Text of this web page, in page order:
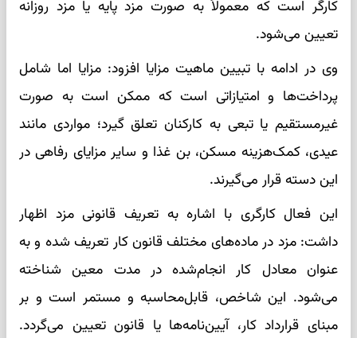
کارگر است که معمولاً به صورت مزد پایه یا مزد روزانه
تعیین می‌شود.
وی در ادامه با تبیین ماهیت مزایا افزود: مزایا اما شامل
پرداخت‌ها و امتیازاتی است که ممکن است به صورت
غیرمستقیم یا تبعی به کارکنان تعلق گیرد؛ مواردی مانند
عیدی، کمک‌هزینه مسکن، بن غذا و سایر مزایای رفاهی در
این دسته قرار می‌گیرند.
این فعال کارگری با اشاره به تعریف قانونی مزد اظهار
داشت: مزد در ماده‌های مختلف قانون کار تعریف شده و به
عنوان معادل کار انجام‌شده در مدت معین شناخته
می‌شود. این شاخص، قابل‌محاسبه و مستمر است و بر
مبنای قرارداد کار، آیین‌نامه‌ها یا قانون تعیین می‌گردد.